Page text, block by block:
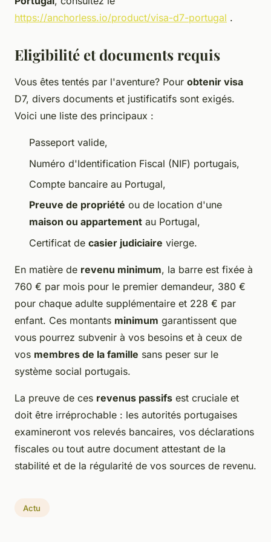
https://anchorless.io/product/visa-d7-portugal .
Eligibilité et documents requis
Vous êtes tentés par l'aventure? Pour obtenir visa
D7, divers documents et justificatifs sont exigés.
Voici une liste des principaux :
Passeport valide,
Numéro d'Identification Fiscal (NIF) portugais,
Compte bancaire au Portugal,
Preuve de propriété ou de location d'une
maison ou appartement au Portugal,
Certificat de casier judiciaire vierge.
En matière de revenu minimum, la barre est fixée à
760 € par mois pour le premier demandeur, 380 €
pour chaque adulte supplémentaire et 228 € par
enfant. Ces montants minimum garantissent que
vous pourrez subvenir à vos besoins et à ceux de
vos membres de la famille sans peser sur le
système social portugais.
La preuve de ces revenus passifs est cruciale et
doit être irréprochable : les autorités portugaises
examineront vos relevés bancaires, vos déclarations
fiscales ou tout autre document attestant de la
stabilité et de la régularité de vos sources de revenu.
Actu